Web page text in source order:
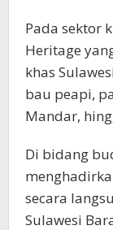
Pada sektor
Heritage
khas
bau peapi,
Mandar,
Di bidang
secara
Sulawesi